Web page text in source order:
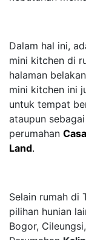
Dalam hal ini,
mini kitchen di
halaman
mini kitchen ini
untuk tempat
ataupun
perumahan
Land.
Selain rumah di
pilihan hunian
Bogor,